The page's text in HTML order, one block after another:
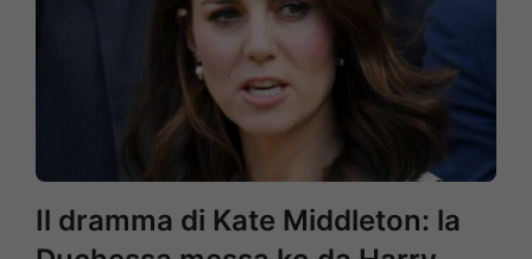
Il dramma di Kate Middleton: la